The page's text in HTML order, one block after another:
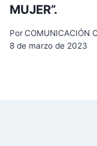
MUJER”.
PorCOMUNICACIÓN
8 de marzo de 2023